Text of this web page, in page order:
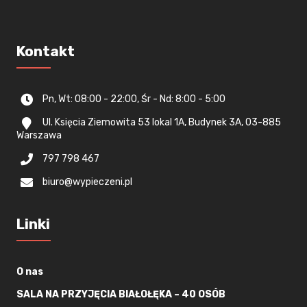
Kontakt
Pn, Wt: 08:00 - 22:00, Śr - Nd: 8:00 - 5:00
Ul. Księcia Ziemowita 53 lokal 1A, Budynek 3A, 03-885
Warszawa
797 798 467
biuro@wypieczeni.pl
Linki
O nas
SALA NA PRZYJĘCIA BIAŁOŁĘKA – 40 OSÓB